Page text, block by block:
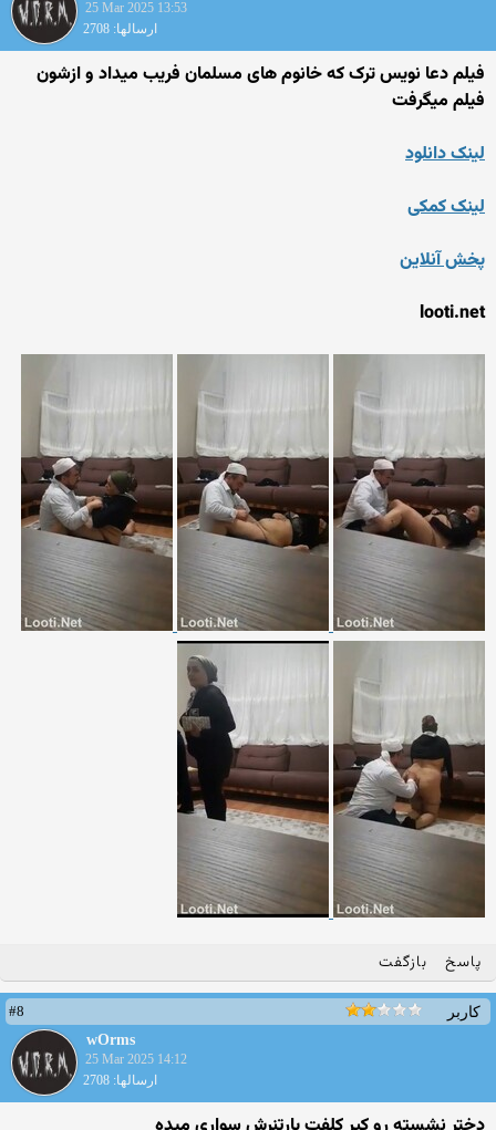
25 Mar 2025 13:53
ارسالها: 2708
فیلم دعا نویس ترک که خانوم های مسلمان فریب میداد و ازشون
فیلم میگرفت
لینک دانلود
لینک کمکی
پخش آنلاین
looti.net
پاسخ بازگفت
کاربر
#8
wOrms
25 Mar 2025 14:12
ارسالها: 2708